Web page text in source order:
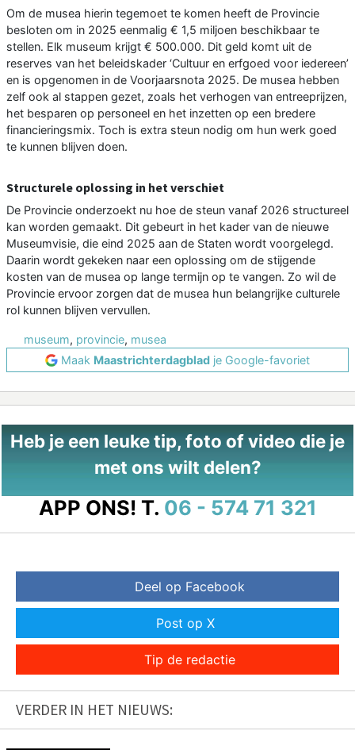
Om de musea hierin tegemoet te komen heeft de Provincie
besloten om in 2025 eenmalig € 1,5 miljoen beschikbaar te
stellen. Elk museum krijgt € 500.000. Dit geld komt uit de
reserves van het beleidskader ‘Cultuur en erfgoed voor iedereen’
en is opgenomen in de Voorjaarsnota 2025. De musea hebben
zelf ook al stappen gezet, zoals het verhogen van entreeprijzen,
het besparen op personeel en het inzetten op een bredere
financieringsmix. Toch is extra steun nodig om hun werk goed
te kunnen blijven doen.
Structurele oplossing in het verschiet
De Provincie onderzoekt nu hoe de steun vanaf 2026 structureel
kan worden gemaakt. Dit gebeurt in het kader van de nieuwe
Museumvisie, die eind 2025 aan de Staten wordt voorgelegd.
Daarin wordt gekeken naar een oplossing om de stijgende
kosten van de musea op lange termijn op te vangen. Zo wil de
Provincie ervoor zorgen dat de musea hun belangrijke culturele
rol kunnen blijven vervullen.
museum, provincie, musea
Maak Maastrichterdagblad je Google-favoriet
Heb je een leuke tip, foto of video die je
met ons wilt delen?
APP ONS! T. 06 - 574 71 321
Deel op Facebook
Post op X
Tip de redactie
VERDER IN HET NIEUWS: